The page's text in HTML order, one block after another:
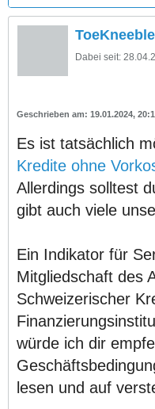
ToeKneeble
Dabei seit:
19.01.2024,
Es ist tatsächlich
Kredite ohne
Allerdings solltest
gibt auch viele
Ein Indikator für
Mitgliedschaft des
Schweizerischer
würde ich dir
lesen und auf